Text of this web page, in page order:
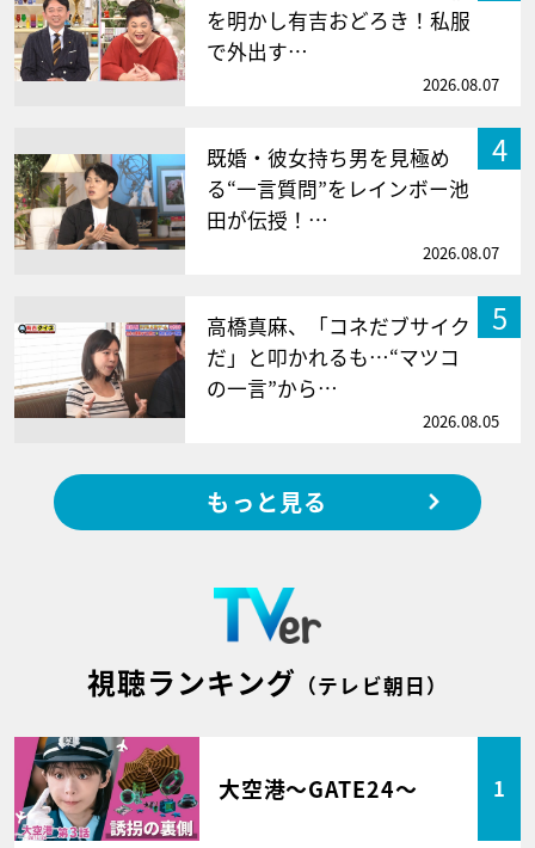
を明かし有吉おどろき！私服
で外出す…
2026.08.07
4
既婚・彼女持ち男を見極め
る“一言質問”をレインボー池
田が伝授！…
2026.08.07
5
高橋真麻、「コネだブサイク
だ」と叩かれるも…“マツコ
の一言”から…
2026.08.05
もっと見る
視聴ランキング （テレビ朝日）
大空港～GATE24～ 1